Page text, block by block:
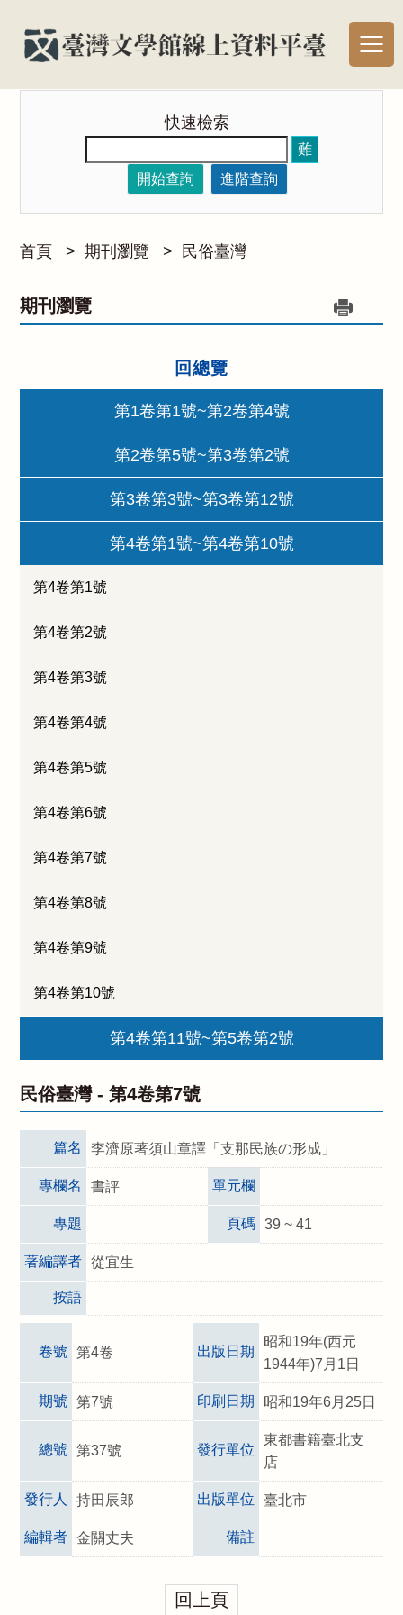
快速檢索
難
開始查詢
進階查詢
首頁 > 期刊瀏覽 > 民俗臺灣
期刊瀏覽
回總覽
第1卷第1號~第2卷第4號
第2卷第5號~第3卷第2號
第3卷第3號~第3卷第12號
第4卷第1號~第4卷第10號
第4卷第1號
第4卷第2號
第4卷第3號
第4卷第4號
第4卷第5號
第4卷第6號
第4卷第7號
第4卷第8號
第4卷第9號
第4卷第10號
第4卷第11號~第5卷第2號
民俗臺灣 -第4卷第7號
篇名 李濟原著須山章譯「支那民族の形成」
專欄名 書評 單元欄
專題 頁碼 39 ~ 41
著編譯者 從宜生
按語
卷號 第4卷 出版日期
昭和19年(西元
1944年)7月1日
期號 第7號 印刷日期 昭和19年6月25日
總號 第37號 發行單位
東都書籍臺北支
店
發行人 持田辰郎 出版單位 臺北市
編輯者 金關丈夫 備註
回上頁